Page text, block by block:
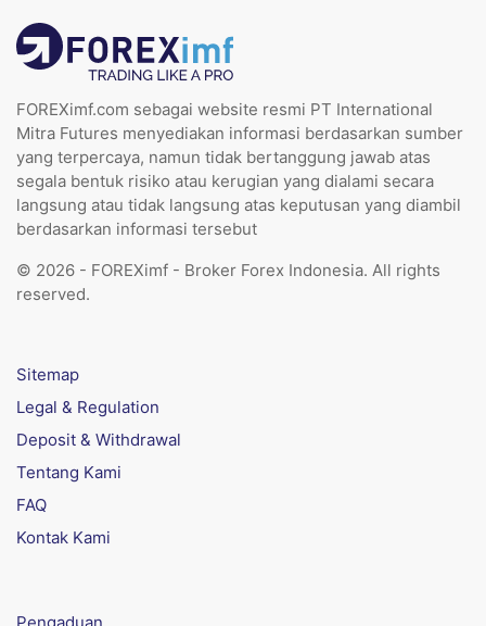
FOREXimf.com sebagai website resmi PT International
Mitra Futures menyediakan informasi berdasarkan sumber
yang terpercaya, namun tidak bertanggung jawab atas
segala bentuk risiko atau kerugian yang dialami secara
langsung atau tidak langsung atas keputusan yang diambil
berdasarkan informasi tersebut
© 2026 - FOREXimf - Broker Forex Indonesia. All rights
reserved.
Sitemap
Legal & Regulation
Deposit & Withdrawal
Tentang Kami
FAQ
Kontak Kami